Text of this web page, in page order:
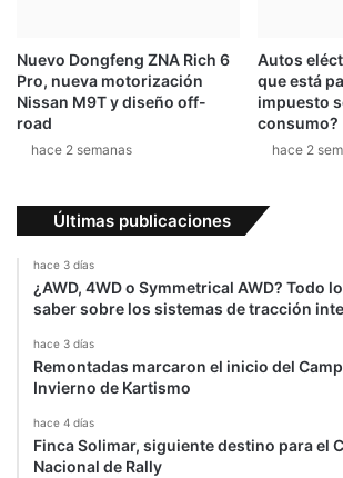
Nuevo Dongfeng ZNA Rich 6
Pro, nueva motorización
Nissan M9T y diseño off-
road
hace 2 semanas
Autos
que está
impuesto
consumo?
hace 2
Últimas publicaciones
hace 3 días
¿AWD, 4WD o Symmetrical AWD? Todo
saber sobre los sistemas de tracción
hace 3 días
Remontadas marcaron el inicio del
Invierno de Kartismo
hace 4 días
Finca Solimar, siguiente destino para el
Nacional de Rally